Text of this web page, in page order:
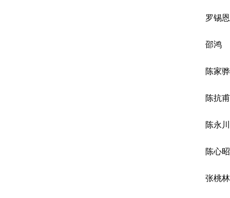
罗锡恩
邵鸿
陈家骅
陈抗甫
陈永川
陈心昭
张桃林